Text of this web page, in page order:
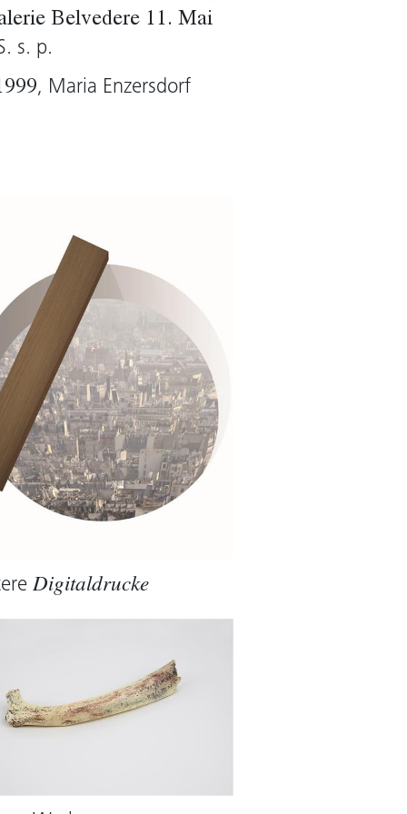
Belvedere 11. Mai
s. p.
, Maria Enzersdorf
Digitaldrucke